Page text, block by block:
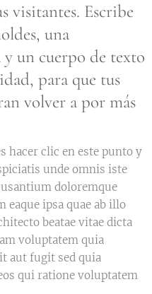
visitantes. Escribe
una
un cuerpo de texto
para que tus
volver a por más
hacer clic en este punto y
unde omnis iste
doloremque
ipsa quae ab illo
beatae vitae dicta
voluptatem quia
aut fugit sed quia
qui ratione voluptatem